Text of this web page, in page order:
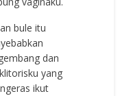
bule itu
dan
yang
ikut